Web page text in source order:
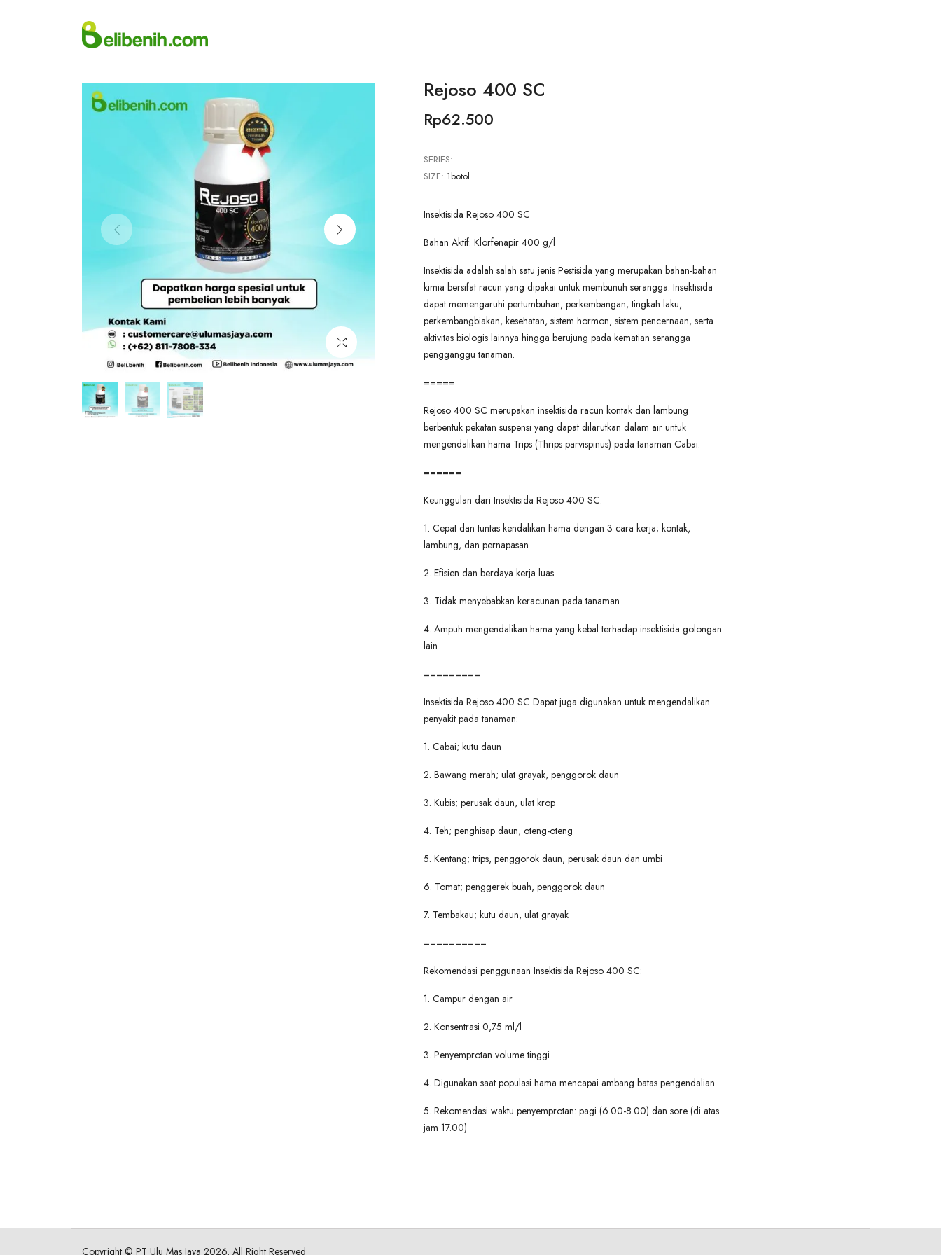
Rejoso 400 SC
Rp62.500
SERIES:
SIZE: 1botol
Insektisida Rejoso 400 SC
Bahan Aktif: Klorfenapir 400 g/l
Insektisida adalah salah satu jenis Pestisida yang merupakan bahan-bahan
kimia bersifat racun yang dipakai untuk membunuh serangga. Insektisida
dapat memengaruhi pertumbuhan, perkembangan, tingkah laku,
perkembangbiakan, kesehatan, sistem hormon, sistem pencernaan, serta
aktivitas biologis lainnya hingga berujung pada kematian serangga
pengganggu tanaman.
=====
Rejoso 400 SC merupakan insektisida racun kontak dan lambung
berbentuk pekatan suspensi yang dapat dilarutkan dalam air untuk
mengendalikan hama Trips (Thrips parvispinus) pada tanaman Cabai.
======
Keunggulan dari Insektisida Rejoso 400 SC:
1. Cepat dan tuntas kendalikan hama dengan 3 cara kerja; kontak,
lambung, dan pernapasan
2. Efisien dan berdaya kerja luas
3. Tidak menyebabkan keracunan pada tanaman
4. Ampuh mengendalikan hama yang kebal terhadap insektisida golongan
lain
=========
Insektisida Rejoso 400 SC Dapat juga digunakan untuk mengendalikan
penyakit pada tanaman:
1. Cabai; kutu daun
2. Bawang merah; ulat grayak, penggorok daun
3. Kubis; perusak daun, ulat krop
4. Teh; penghisap daun, oteng-oteng
5. Kentang; trips, penggorok daun, perusak daun dan umbi
6. Tomat; penggerek buah, penggorok daun
7. Tembakau; kutu daun, ulat grayak
==========
Rekomendasi penggunaan Insektisida Rejoso 400 SC:
1. Campur dengan air
2. Konsentrasi 0,75 ml/l
3. Penyemprotan volume tinggi
4. Digunakan saat populasi hama mencapai ambang batas pengendalian
5. Rekomendasi waktu penyemprotan: pagi (6.00-8.00) dan sore (di atas
jam 17.00)
Copyright © PT Ulu Mas Jaya 2026. All Right Reserved